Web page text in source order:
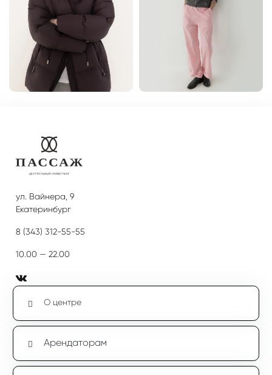
ул. Вайнера, 9
Екатеринбург
8 (343) 312-55-55
10.00 — 22.00
О центре
Арендаторам